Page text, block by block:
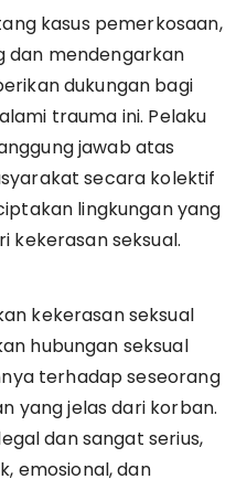
kasus pemerkosaan,
dan mendengarkan
dukungan bagi
trauma ini. Pelaku
jawab atas
secara kolektif
lingkungan yang
kekerasan seksual.
kekerasan seksual
hubungan seksual
terhadap seseorang
yang jelas dari korban.
dan sangat serius,
emosional, dan